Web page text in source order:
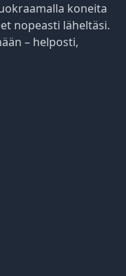
koneita
nopeasti läheltäsi.
– helposti,